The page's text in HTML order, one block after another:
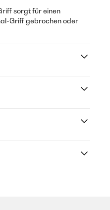
sorgt für einen
Griff gebrochen oder